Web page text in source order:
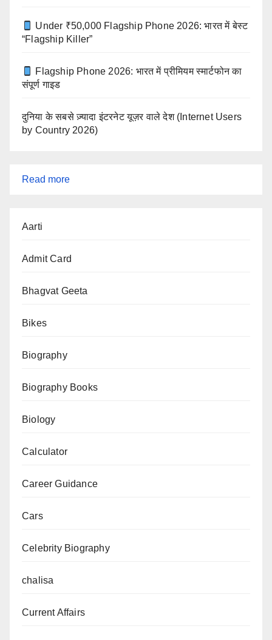
Under ₹50,000 Flagship Phone 2026: भारत में बेस्ट
“Flagship Killer”
Flagship Phone 2026: भारत में प्रीमियम स्मार्टफोन का
संपूर्ण गाइड
दुनिया के सबसे ज़्यादा इंटरनेट यूज़र वाले देश (Internet Users
by Country 2026)
Read more:
चीन
Aarti
Admit Card
Bhagvat Geeta
Bikes
Biography
Biography Books
Biology
Calculator
Career Guidance
Cars
Celebrity Biography
chalisa
Current Affairs